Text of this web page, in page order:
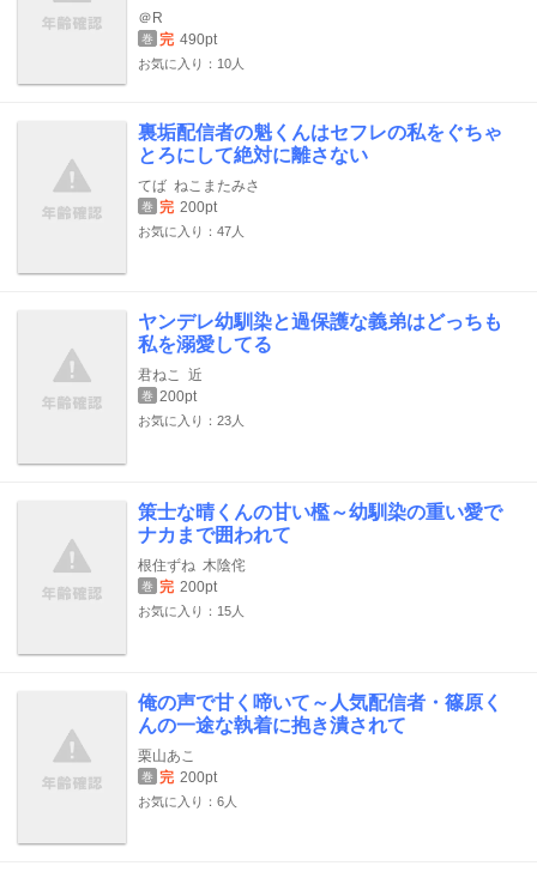
＠R
巻 完 490pt
お気に入り：10人
裏垢配信者の魁くんはセフレの私をぐちゃ
とろにして絶対に離さない
てば ねこまたみさ
巻 完 200pt
お気に入り：47人
ヤンデレ幼馴染と過保護な義弟はどっちも
私を溺愛してる
君ねこ 近
巻 200pt
お気に入り：23人
策士な晴くんの甘い檻～幼馴染の重い愛で
ナカまで囲われて
根住ずね 木陰侘
巻 完 200pt
お気に入り：15人
俺の声で甘く啼いて～人気配信者・篠原く
んの一途な執着に抱き潰されて
栗山あこ
巻 完 200pt
お気に入り：6人